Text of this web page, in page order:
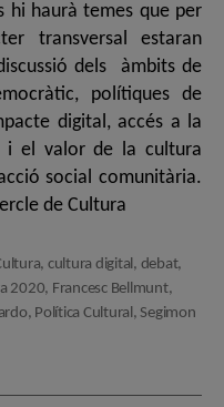
hi haurà temes que per
transversal estaran
dels àmbits de
polítiques de
digital, accés a la
i el valor de la cultura
social comunitària.
de Cultura
, cultura digital, debat,
2020, Francesc Bellmunt,
, Política Cultural, Segimon